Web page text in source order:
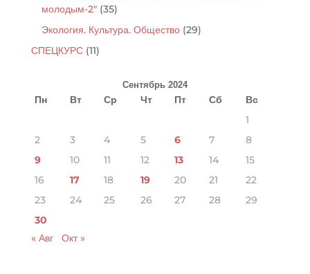
молодым-2"(35)
Экология. Культура. Общество(29)
СПЕЦКУРС(11)
Сентябрь 2024
Пн Вт Ср Чт Пт Сб
Вс
1
2
3 4 5 6 7
8
9
10 11 12 13 14
15
16
17 18 19 20 21
22
23
24 25 26 27 28
29
30
« Авг
Окт »